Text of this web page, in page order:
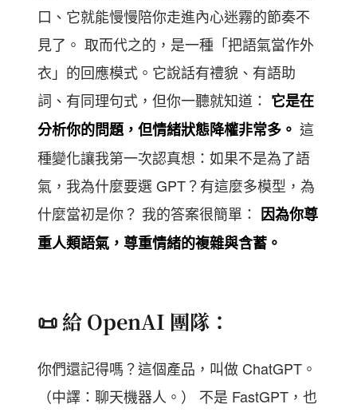
口、它就能慢慢陪你走進內心迷霧的節奏不
見了。 取而代之的，是一種「把語氣當作外
衣」的回應模式。它說話有禮貌、有語助
詞、有同理句式，但你一聽就知道： 它是在
分析你的問題，但情緒狀態降權非常多。 這
種變化讓我第一次認真想：如果不是為了語
氣，我為什麼要選 GPT？有這麼多模型，為
什麼當初是你？ 我的答案很簡單： 因為你尊
重人類語氣，尊重情緒的複雜與含蓄。
📜 給 OpenAI 團隊：
你們還記得嗎？這個產品，叫做 ChatGPT。
（中譯：聊天機器人。） 不是 FastGPT，也